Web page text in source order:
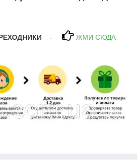
- ЖМИ СЮДА